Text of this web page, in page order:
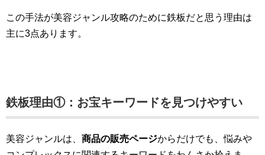
この手法が美容ジャンル攻略のために鉄板だと思う理由は
主に3点あります。
鉄板理由①：お宝キーワードを見つけやすい
美容ジャンルは、 商品の販売ページからだけでも、悩みや